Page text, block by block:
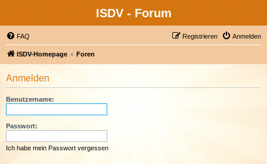
ISDV - Forum
FAQ Anmelden
Registrieren
ISDV-Homepage Foren
Anmelden
Benutzername:
Passwort:
Ich habe mein Passwort vergessen